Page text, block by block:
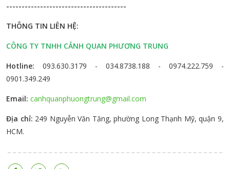
---------------------------------------
THÔNG TIN LIÊN HỆ:
CÔNG TY TNHH CẢNH QUAN PHƯƠNG TRUNG
Hotline: 093.630.3179 - 034.8738.188 - 0974.222.759 -
0901.349.249
Email: canhquanphuongtrung@gmail.com
Địa chỉ: 249 Nguyễn Văn Tăng, phường Long Thạnh Mỹ, quận 9,
HCM.